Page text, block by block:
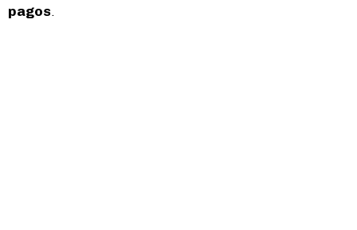
pagos